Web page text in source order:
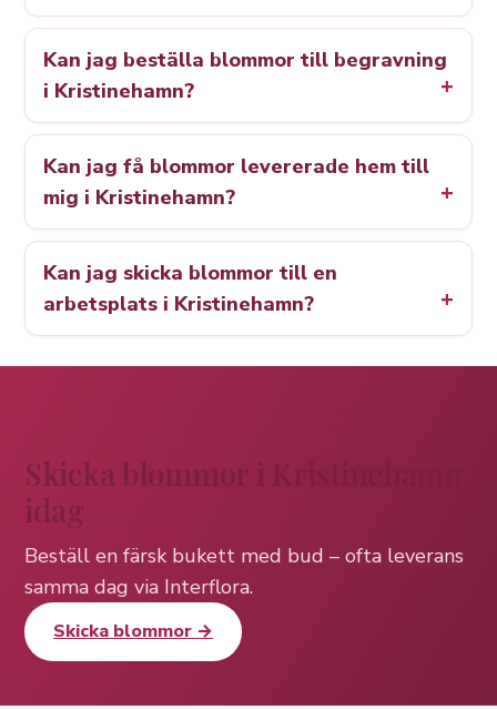
Kan jag beställa blommor till begravning
i Kristinehamn?
Kan jag få blommor levererade hem till
mig i Kristinehamn?
Kan jag skicka blommor till en
arbetsplats i Kristinehamn?
Skicka blommor i Kristinehamn
idag
Beställ en färsk bukett med bud – ofta leverans
samma dag via Interflora.
Skicka blommor →